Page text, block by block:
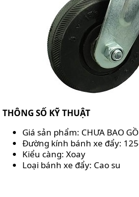
THÔNG SỐ KỸ THUẬT
Giá sản phẩm: CHƯA BAO
Đường kính bánh xe đẩy:
Kiểu càng: Xoay
Loại bánh xe đẩy: Cao su